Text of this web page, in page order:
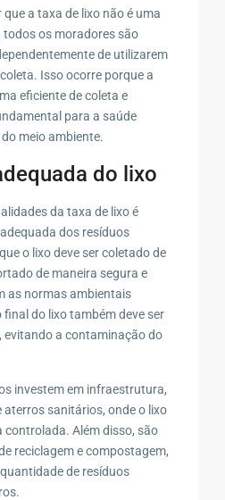
a taxa de lixo não é uma
todos os moradores são
de utilizarem
Isso ocorre porque a
eficiente de coleta e
para a saúde
meio ambiente.
do lixo
da taxa de lixo é
dos resíduos
o lixo deve ser coletado de
de maneira segura e
as normas ambientais
do lixo também deve ser
evitando a contaminação do
investem em infraestrutura,
sanitários, onde o lixo
controlada. Além disso, são
reciclagem e compostagem,
de resíduos